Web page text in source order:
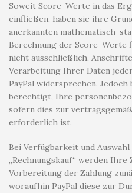
Soweit Score-Werte in das
einfließen, haben sie ihre
anerkannten mathematisch-
Berechnung der Score-Werte
nicht ausschließlich,
Verarbeitung Ihrer Daten
PayPal widersprechen.
berechtigt, Ihre
sofern dies zur
erforderlich ist.
Bei Verfügbarkeit und
„Rechnungskauf“ werden Ihre
Vorbereitung der Zahlung
woraufhin PayPal diese zur